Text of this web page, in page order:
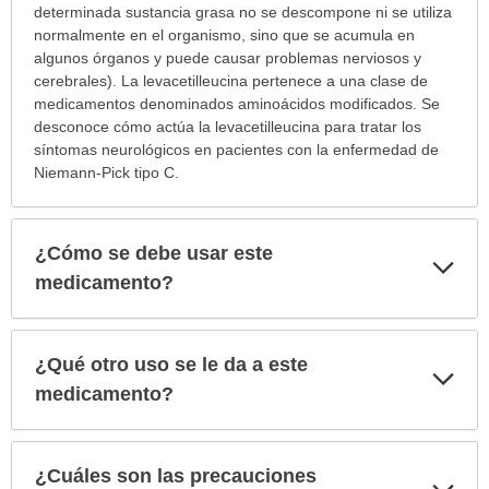
enfermedades
prescribe
este
medicamento?
sido
extendido.
determinada sustancia grasa no se descompone ni se utiliza
normalmente en el organismo, sino que se acumula en
algunos órganos y puede causar problemas nerviosos y
cerebrales). La levacetilleucina pertenece a una clase de
medicamentos denominados aminoácidos modificados. Se
desconoce cómo actúa la levacetilleucina para tratar los
síntomas neurológicos en pacientes con la enfermedad de
Niemann-Pick tipo C.
¿Cómo se debe usar este
medicamento?
¿Qué otro uso se le da a este
medicamento?
¿Cuáles son las precauciones